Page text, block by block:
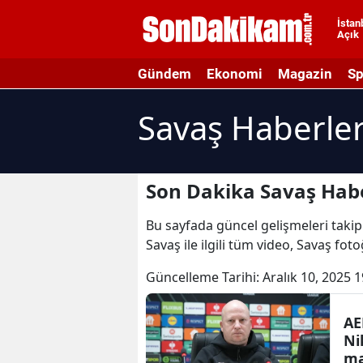
Açık
Gündem Ekonomi Magazin
Savaş
Son Dakika Savaş
Bu sayfada güncel gelişmeleri
Savaş ile ilgili tüm video, Savaş
Güncelleme Tarihi: Aralık 10, 2025